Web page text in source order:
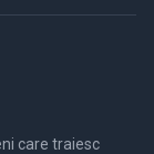
care traiesc